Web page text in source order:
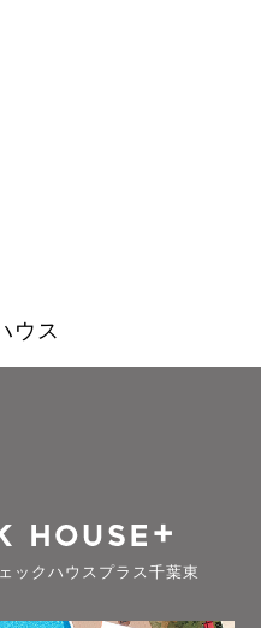
ウス
ックハウスプラス千葉東